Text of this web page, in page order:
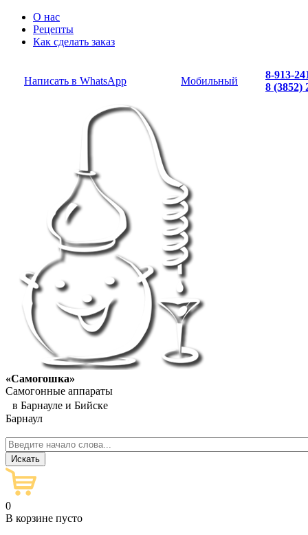
О нас
Рецепты
Как сделать заказ
Написать в WhatsApp Мобильный
8-913-
8 (3852)
«Самогошка»
Самогонные аппараты
в Барнауле и Бийске
Барнаул
0
В корзине пусто